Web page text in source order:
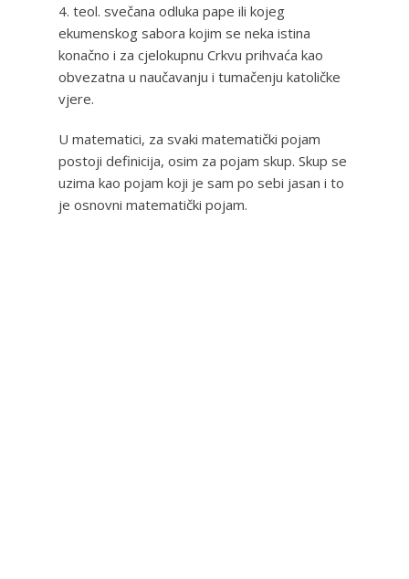
4. teol. svečana odluka pape ili kojeg
ekumenskog sabora kojim se neka istina
konačno i za cjelokupnu Crkvu prihvaća kao
obvezatna u naučavanju i tumačenju katoličke
vjere.
U matematici, za svaki matematički pojam
postoji definicija, osim za pojam skup. Skup se
uzima kao pojam koji je sam po sebi jasan i to
je osnovni matematički pojam.